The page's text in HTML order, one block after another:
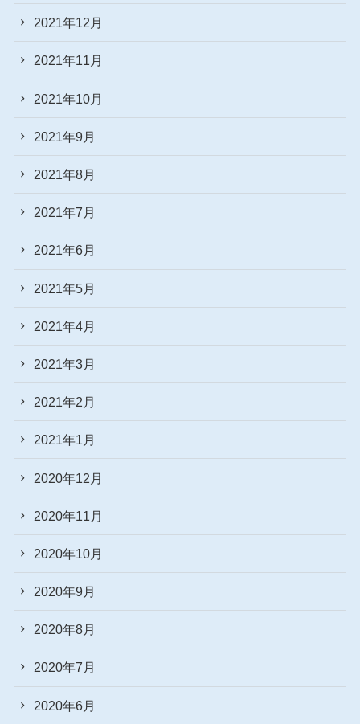
2021年12月
2021年11月
2021年10月
2021年9月
2021年8月
2021年7月
2021年6月
2021年5月
2021年4月
2021年3月
2021年2月
2021年1月
2020年12月
2020年11月
2020年10月
2020年9月
2020年8月
2020年7月
2020年6月